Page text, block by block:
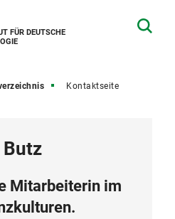
FÜR DEUTSCHE
Kontaktseite
Butz
Mitarbeiterin im